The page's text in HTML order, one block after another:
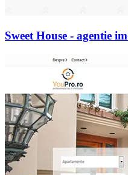
Sweet House - agentie